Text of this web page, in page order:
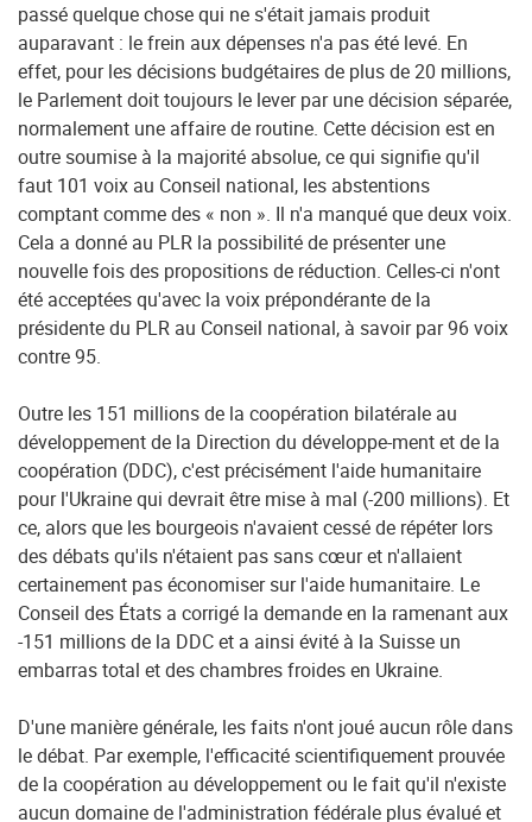
passé quelque chose qui ne s'était jamais produit
auparavant : le frein aux dépenses n'a pas été levé. En
effet, pour les décisions budgétaires de plus de 20 millions,
le Parlement doit toujours le lever par une décision séparée,
normalement une affaire de routine. Cette décision est en
outre soumise à la majorité absolue, ce qui signifie qu'il
faut 101 voix au Conseil national, les abstentions
comptant comme des « non ». Il n'a manqué que deux voix.
Cela a donné au PLR la possibilité de présenter une
nouvelle fois des propositions de réduction. Celles-ci n'ont
été acceptées qu'avec la voix prépondérante de la
présidente du PLR au Conseil national, à savoir par 96 voix
contre 95.
Outre les 151 millions de la coopération bilatérale au
développement de la Direction du développe-ment et de la
coopération (DDC), c'est précisément l'aide humanitaire
pour l'Ukraine qui devrait être mise à mal (-200 millions). Et
ce, alors que les bourgeois n'avaient cessé de répéter lors
des débats qu'ils n'étaient pas sans cœur et n'allaient
certainement pas économiser sur l'aide humanitaire. Le
Conseil des États a corrigé la demande en la ramenant aux
-151 millions de la DDC et a ainsi évité à la Suisse un
embarras total et des chambres froides en Ukraine.
D'une manière générale, les faits n'ont joué aucun rôle dans
le débat. Par exemple, l'efficacité scientifiquement prouvée
de la coopération au développement ou le fait qu'il n'existe
aucun domaine de l'administration fédérale plus évalué et